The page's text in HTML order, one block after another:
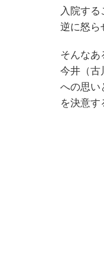
入院す
逆に怒ら
そんなあ
今井（古
への思い
を決意す